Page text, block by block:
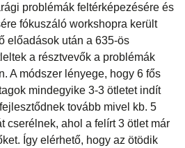
problémák feltérképezésére és
fókuszáló workshopra került
előadások után a 635-ös
a résztvevők a problémák
A módszer lényege, hogy 6 fős
mindegyike 3-3 ötletet indít
tovább mivel kb. 5
cserélnek, ahol a felírt 3 ötlet már
Így elérhető, hogy az ötödik